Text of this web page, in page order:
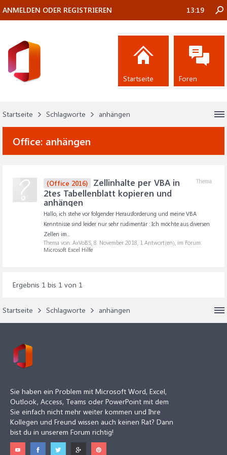
Startseite Schlagworte anhängen
Office: anhängen
Thema
(Office 2016)
Zellinhalte per VBA in
2tes Tabellenblatt kopieren und
anhängen
Hallo, ich stehe vor folgender Herausforderung und meine VBA
Kenntnisse sind leider nur sehr rudimentär : Ich möchte aus diversen
Zellen im...
Thema von: AxVoBS, 8. November 2018, 1 Antwort(en), im Forum:
Microsoft Excel Hilfe
Ergebnis 1 bis 1 von 1
Startseite Schlagworte anhängen
ANMELDEN ODER REGISTRIEREN 13:19
Startseite Foren
Sie haben ein Problem mit Microsoft Word, Excel,
Outlook, Access, Teams oder PowerPoint mit dem
Sie einfach nicht mehr weiter kommen und Ihre
Kollegen und Freund wissen auch keinen Rat? Dann
bist du in unserem Forum richtig!